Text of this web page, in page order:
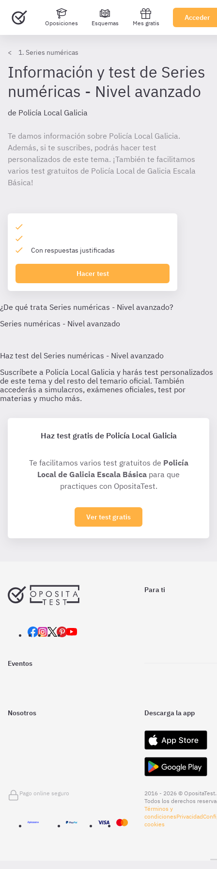
Oposiciones Esquemas Mes gratis
Acceder
1. Series numéricas
Información y test de Series
numéricas - Nivel avanzado
de Policía Local Galicia
Te damos información sobre Policía Local Galicia.
Además, si te suscribes, podrás hacer test
personalizados de este tema. ¡También te facilitamos
varios test gratuitos de Policía Local de Galicia Escala
Básica!
Con respuestas justificadas
Hacer test
Haz test gratis de Policía Local Galicia
Te facilitamos varios test gratuitos de Policía
Local de Galicia Escala Básica para que
practiques con OpositaTest.
Ver test gratis
Para ti
Eventos
Nosotros Descarga la app
Pago online seguro
2016 - 2026 © OpositaTest.
Todos los derechos
Términos y
condicionesPrivacidad
cookies